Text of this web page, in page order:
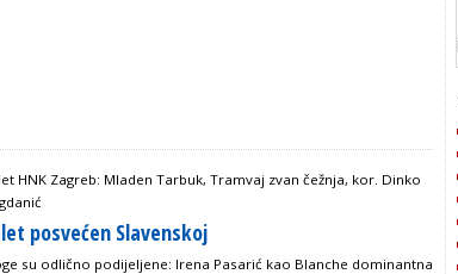
HNK Zagreb: Mladen Tarbuk, Tramvaj zvan čežnja, kor. Dinko
posvećen Slavenskoj
su odlično podijeljene: Irena Pasarić kao Blanche dominantna